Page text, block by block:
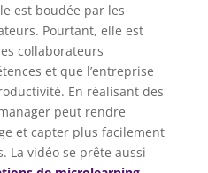
est boudée par les
Pourtant, elle est
collaborateurs
et que l’entreprise
En réalisant des
peut rendre
et capter plus facilement
La vidéo se prête aussi